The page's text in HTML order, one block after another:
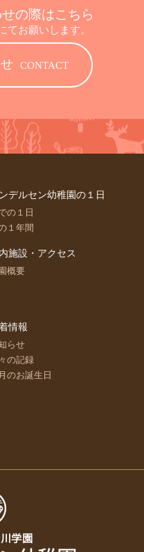
の際はこちら
てお願いします。
CONTACT
デルセン幼稚園の１日
の１日
１年間
施設・アクセス
概要
情報
らせ
の記録
のお誕生日